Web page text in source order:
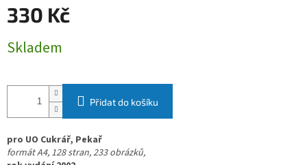
330 Kč
cena:
Skladem
Přidat do košíku
pro UO Cukrář, Pekař
formát A4, 128 stran, 233 obrázků,